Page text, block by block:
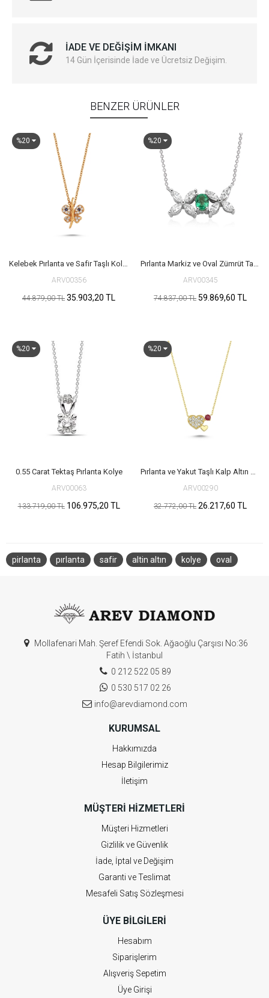
İADE VE DEĞIŞIM İMKANI
14 Gün İçerisinde İade ve Ücretsiz Değişim.
BENZER ÜRÜNLER
%20
Kelebek Pırlanta ve Safir Taşlı Kolye
ARV00356
44.879,00 TL 35.903,20 TL
%20
Pırlanta Markiz ve Oval Zümrüt Taşlı Kolye
ARV00345
74.837,00 TL 59.869,60 TL
%20
0.55 Carat Tektaş Pırlanta Kolye
ARV00063
133.719,00 TL 106.975,20 TL
%20
Pırlanta ve Yakut Taşlı Kalp Altın Kolye
ARV00290
32.772,00 TL 26.217,60 TL
pirlanta pırlanta safir altin altın kolye oval
Mollafenari Mah. Şeref Efendi Sok. Ağaoğlu Çarşısı No:36
Fatih \ İstanbul
0 212 522 05 89
0 530 517 02 26
info@arevdiamond.com
KURUMSAL
Hakkımızda
Hesap Bilgilerimiz
İletişim
MÜŞTERI HIZMETLERI
Müşteri Hizmetleri
Gizlilik ve Güvenlik
İade, İptal ve Değişim
Garanti ve Teslimat
Mesafeli Satış Sözleşmesi
ÜYE BILGILERI
Hesabım
Siparişlerim
Alışveriş Sepetim
Üye Girişi